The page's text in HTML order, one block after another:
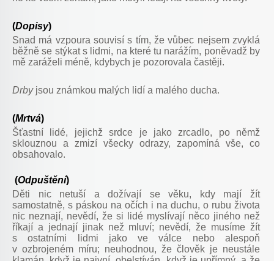
(Dopisy)
Snad má vzpoura souvisí s tím, že vůbec nejsem zvyklá
běžně se stýkat s lidmi, na které tu narážím, poněvadž by
mě zaráželi méně, kdybych je pozorovala častěji.
Drby jsou známkou malých lidí a malého ducha.
(Mrtvá)
Šťastní lidé, jejichž srdce je jako zrcadlo, po němž
sklouznou a zmizí všecky odrazy, zapomíná vše, co
obsahovalo.
(Odpuštění)
Děti nic netuší a dožívají se věku, kdy mají žít
samostatně, s páskou na očích i na duchu, o rubu života
nic neznají, nevědí, že si lidé myslívají něco jiného než
říkají a jednají jinak než mluví; nevědí, že musíme žít
s ostatními lidmi jako ve válce nebo alespoň
v ozbrojeném míru; neuhodnou, že člověk je neustále